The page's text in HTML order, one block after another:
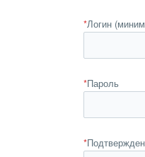
*Логин
*Пароль
*